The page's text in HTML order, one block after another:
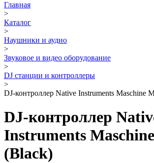
Главная
>
Каталог
>
Наушники и аудио
>
Звуковое и видео оборудование
>
DJ станции и контроллеры
>
DJ-контроллер Native Instruments Maschine
DJ-контроллер
Instruments
(Black)